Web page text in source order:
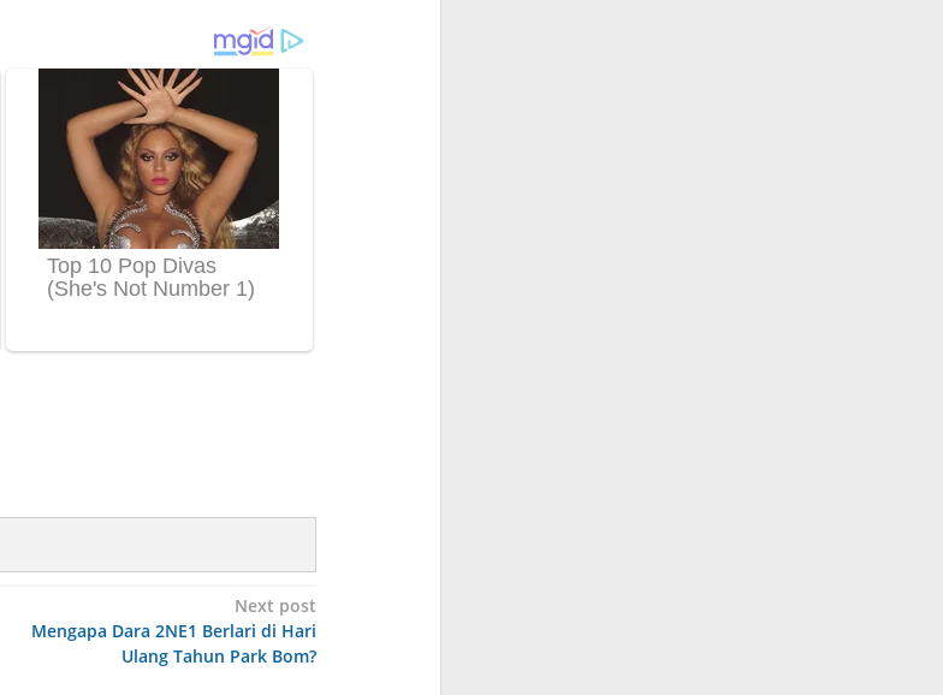
Next post
Mengapa Dara 2NE1 Berlari di Hari
Ulang Tahun Park Bom?